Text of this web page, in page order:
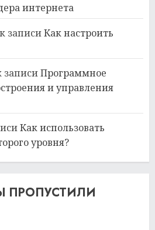
интернета
к записиКак настроить
записиПрограммное
и управления
Как использовать
уровня?
ПРОПУСТИЛИ